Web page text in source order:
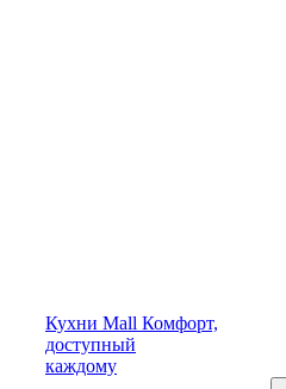
Кухни Mall Комфорт,
доступный
каждому